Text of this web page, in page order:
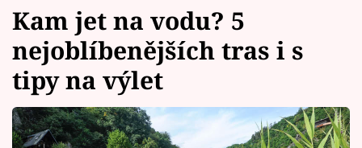
Témata
Celebrity
Vztahy
Kam jet na vodu? 5
nejoblíbenějších tras i s
tipy na výlet